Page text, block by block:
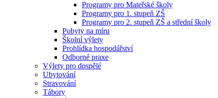
Programy pro Mateřské školy
Programy pro 1. stupeň ZŠ
Programy pro 2. stupeň ZŠ a střední školy
Pobyty na míru
Školní výlety
Prohlídka hospodářství
Odborné praxe
Výlety pro dospělé
Ubytování
Stravování
Tábory